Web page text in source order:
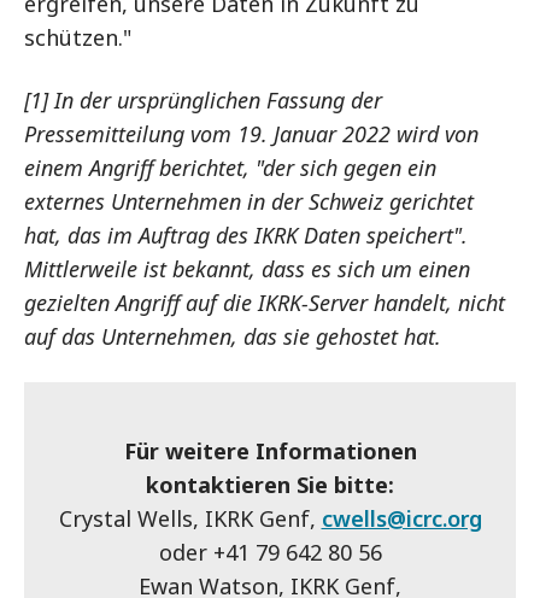
schützen."
[1] In der ursprünglichen Fassung der
Pressemitteilung vom 19. Januar 2022 wird von
einem Angriff berichtet, "der sich gegen ein
externes Unternehmen in der Schweiz gerichtet
hat, das im Auftrag des IKRK Daten speichert".
Mittlerweile ist bekannt, dass es sich um einen
gezielten Angriff auf die IKRK-Server handelt, nicht
auf das Unternehmen, das sie gehostet hat.
Für weitere Informationen
kontaktieren Sie bitte:
Crystal Wells, IKRK Genf, cwells@icrc.org
oder +41 79 642 80 56
Ewan Watson, IKRK Genf,